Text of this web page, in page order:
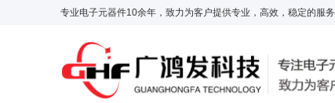
专业电子元器件10余年，致力为客户提供专业，高效，稳定的服务